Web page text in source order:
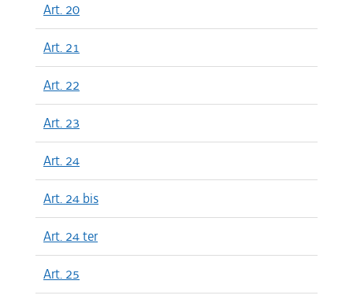
Art. 20
Art. 21
Art. 22
Art. 23
Art. 24
Art. 24 bis
Art. 24 ter
Art. 25